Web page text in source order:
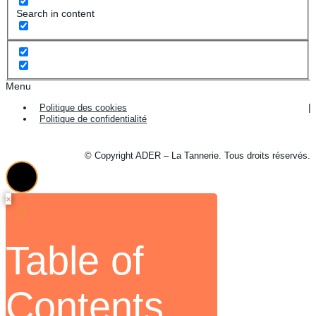
Search in content
Menu
Politique des cookies
Politique de confidentialité
© Copyright ADER – La Tannerie. Tous droits réservés.
×
Table of
Contents